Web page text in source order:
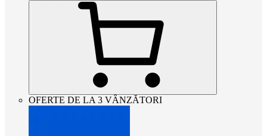
OFERTE DE LA 3 VÂNZĂTORI